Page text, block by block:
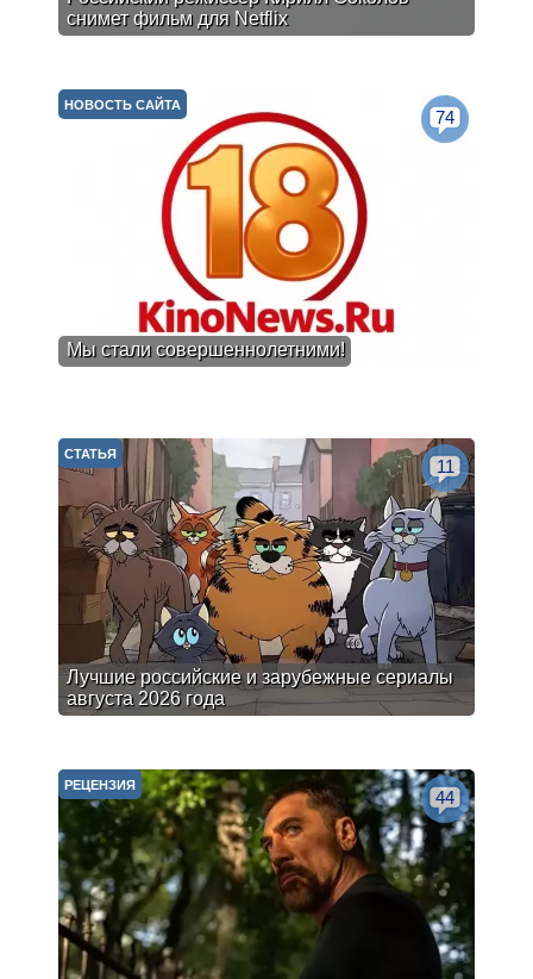
снимет фильм для Netflix
Мы стали совершеннолетними!
НОВОСТЬ САЙТА
74
Лучшие российские и зарубежные сериалы
августа 2026 года
СТАТЬЯ
11
РЕЦЕНЗИЯ
44